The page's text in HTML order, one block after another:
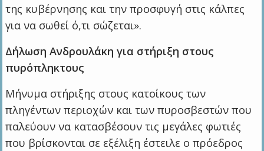
της κυβέρνησης και την προσφυγή στις κάλπες
για να σωθεί ό,τι σώζεται».
Δήλωση Ανδρουλάκη για στήριξη στους
πυρόπληκτους
Μήνυμα στήριξης στους κατοίκους των
πληγέντων περιοχών και των πυροσβεστών που
παλεύουν να κατασβέσουν τις μεγάλες φωτιές
που βρίσκονται σε εξέλιξη έστειλε ο πρόεδρος